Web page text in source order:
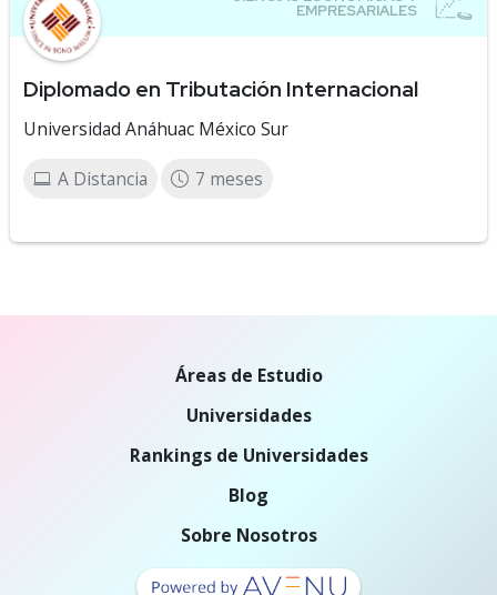
Diplomado en Tributación Internacional
Universidad Anáhuac México Sur
A Distancia 7 meses
Áreas de Estudio
Universidades
Rankings de Universidades
Blog
Sobre Nosotros